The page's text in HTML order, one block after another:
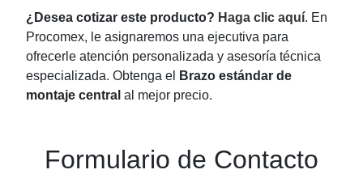
¿Desea cotizar este producto? Haga clic aquí. En
Procomex, le asignaremos una ejecutiva para
ofrecerle atención personalizada y asesoría técnica
especializada. Obtenga el
Brazo estándar de
montaje central al mejor precio.
Formulario de Contacto